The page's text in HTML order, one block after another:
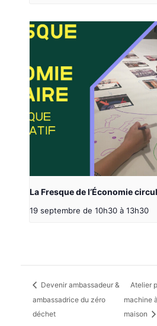
La Fresque de l’Économie
19 septembre de 10h30 à 13h30
Devenir ambassadeur &
ambassadrice du zéro
déchet
Atelier
machine
maison